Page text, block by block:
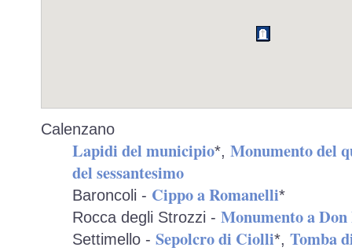
Calenzano
Lapidi del municipio*, Monumento del
del sessantesimo
Baroncoli - Cippo a Romanelli*
Rocca degli Strozzi - Monumento a
Settimello - Sepolcro di Ciolli*, Tomba